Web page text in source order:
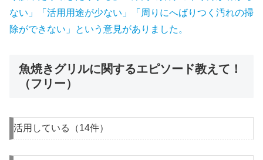
ない」「活用用途が少ない」「周りにへばりつく汚れの掃
除ができない」という意見がありました。
魚焼きグリルに関するエピソード教えて！
（フリー）
活用している（14件）